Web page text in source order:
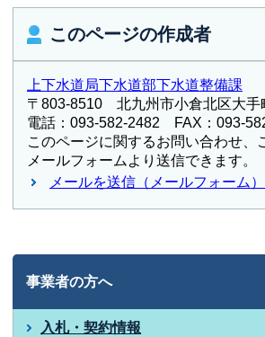
このページの作成者
上下水道局下水道部下水道整備課
〒803-8510 北九州市小倉北区大手
電話：093-582-2482 FAX：093-
このページに関するお問い合わせ、
メールフォームより送信できます。
メールを送信（メールフォーム）
事業者の方へ
入札・契約情報